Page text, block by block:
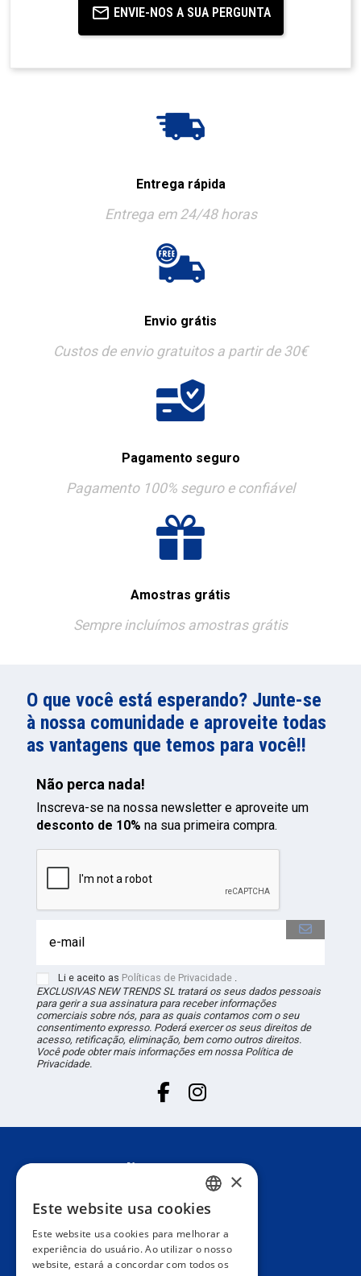
ENVIE-NOS A SUA PERGUNTA
Entrega rápida
Entrega em 24/48 horas
Envio grátis
Custos de envio gratuitos a partir de 30€
Pagamento seguro
Pagamento 100% seguro e confiável
Amostras grátis
Sempre incluímos amostras grátis
O que você está esperando? Junte-se
à nossa comunidade e aproveite todas
as vantagens que temos para você!!
Não perca nada!
Inscreva-se na nossa newsletter e aproveite um
desconto de 10% na sua primeira compra.
Li e aceito as Políticas de Privacidade.
EXCLUSIVAS NEW TRENDS SL tratará os seus dados pessoais
para gerir a sua assinatura para receber informações
comerciais sobre nós, para as quais contamos com o seu
consentimento expresso. Poderá exercer os seus direitos de
acesso, retificação, eliminação, bem como outros direitos.
Você pode obter mais informações em nossa Política de
Privacidade.
Suporte ao cliente
Informação SPANISH
ENGLISH
×
Este website usa cookies
Este website usa cookies para melhorar a
experiência do usuário. Ao utilizar o nosso
website, estará a concordar com todos os